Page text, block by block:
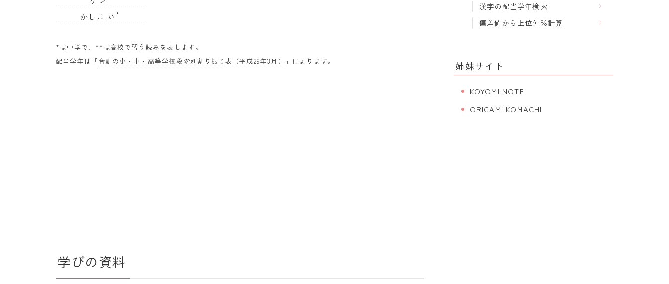
かしこ-い *
*は中学で、**は高校で習う読みを表します。
配当学年は「音訓の小・中・高等学校段階別割り振り表（平成29年3月） 」によります。
学びの資料
漢字の配当学年検索
偏差値から上位何％計算
姉妹サイト
KOYOMI NOTE
ORIGAMI KOMACHI